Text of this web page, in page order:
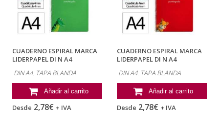
CUADERNO ESPIRAL MARCA
LIDERPAPEL DI N A4
DIN A4. TAPA BLANDA
Añadir al carrito
Desde 2,78€ + IVA
CUADERNO ESPIRAL MARCA
LIDERPAPEL DI N A4
DIN A4. TAPA BLANDA
Añadir al carrito
Desde 2,78€ + IVA